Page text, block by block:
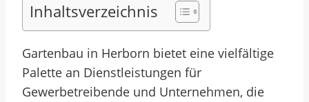
Inhaltsverzeichnis
Gartenbau in Herborn bietet eine vielfältige
Palette an Dienstleistungen für
Gewerbetreibende und Unternehmen, die